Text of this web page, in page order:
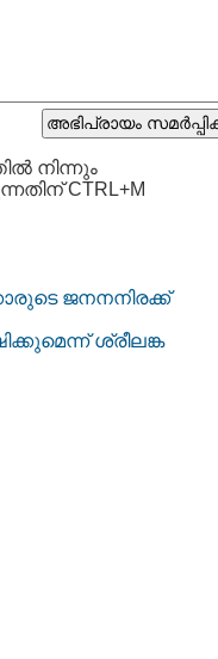
നിന്നും
CTRL+M
ജനനനിരക്ക്
ശ്രീലങ്ക